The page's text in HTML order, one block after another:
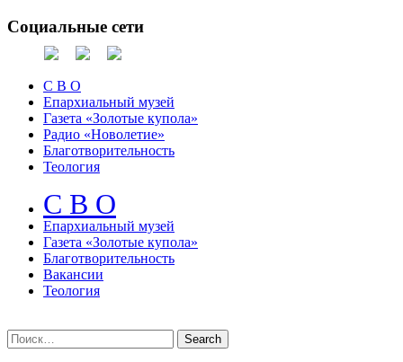
Социальные сети
С В О
Епархиальный музей
Газета «Золотые купола»
Радио «Новолетие»
Благотворительность
Теология
С В О
Епархиальный музeй
Газета «Золотые купола»
Благотворительность
Вакансии
Теология